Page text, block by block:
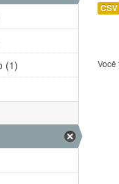
CSV
Você
(1)